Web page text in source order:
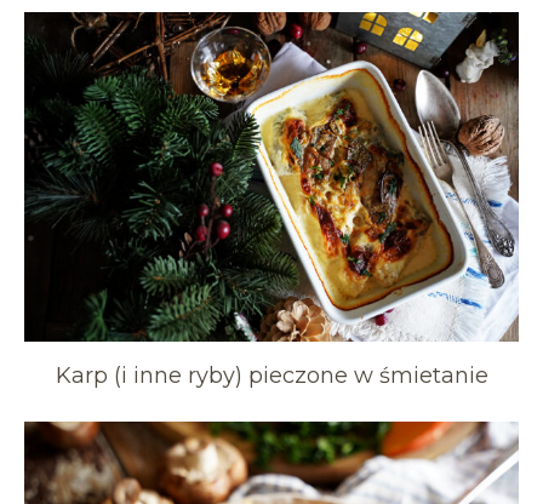
Karp (i inne ryby) pieczone w śmietanie